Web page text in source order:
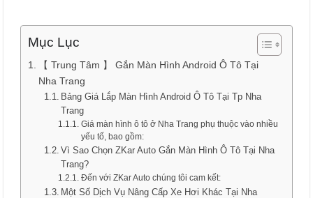
Mục Lục
【 Trung Tâm 】 Gắn Màn Hình Android Ô Tô Tại
Nha Trang
Bảng Giá Lắp Màn Hình Android Ô Tô Tại Tp Nha
Trang
Giá màn hình ô tô ở Nha Trang phụ thuộc vào nhiều
yếu tố, bao gồm:
Vì Sao Chọn ZKar Auto Gắn Màn Hình Ô Tô Tại Nha
Trang?
Đến với ZKar Auto chúng tôi cam kết:
Một Số Dịch Vụ Nâng Cấp Xe Hơi Khác Tại Nha